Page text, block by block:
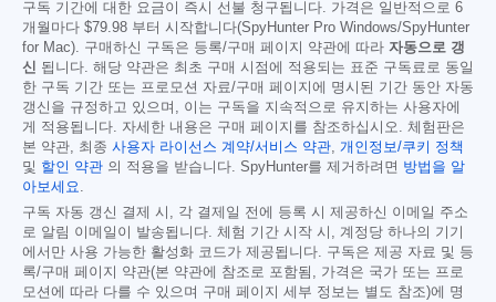
구독 기간에 대한 요금이 즉시 선불 청구됩니다. 가격은 일반적으로 6
개월마다 $79.98 부터 시작합니다(SpyHunter Pro Windows/SpyHunter
for Mac). 구매하신 구독은 등록/구매 페이지 약관에 따라 자동으로 갱
신 됩니다. 해당 약관은 최초 구매 시점에 적용되는 표준 구독료로 동일
한 구독 기간 또는 프로모션 자료/구매 페이지에 명시된 기간 동안 자동
갱신을 규정하고 있으며, 이는 구독을 지속적으로 유지하는 사용자에
게 적용됩니다. 자세한 내용은 구매 페이지를 참조하십시오. 체험판은
본 약관, 최종 사용자 라이선스 계약/서비스 약관, 개인정보/쿠키 정책
및 할인 약관 의 적용을 받습니다. SpyHunter를 제거하려면 방법을 알
아보세요.
구독 자동 갱신 결제 시, 각 결제일 전에 등록 시 제공하신 이메일 주소
로 알림 이메일이 발송됩니다. 체험 기간 시작 시, 계정당 하나의 기기
에서만 사용 가능한 활성화 코드가 제공됩니다. 구독은 제공 자료 및 등
록/구매 페이지 약관(본 약관에 참조로 포함됨, 가격은 국가 또는 프로
모션에 따라 다를 수 있으며 구매 페이지 세부 정보는 별도 참조)에 명